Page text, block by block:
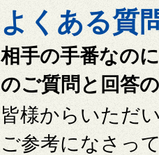
よくある質
相手の手番なの
のご質問と回答
皆様からいただ
ご参考になさっ